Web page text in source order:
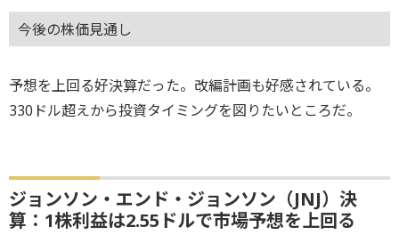
今後の株価見通し
予想を上回る好決算だった。改編計画も好感されている。
330ドル超えから投資タイミングを図りたいところだ。
ジョンソン・エンド・ジョンソン（JNJ）決
算：1株利益は2.55ドルで市場予想を上回る